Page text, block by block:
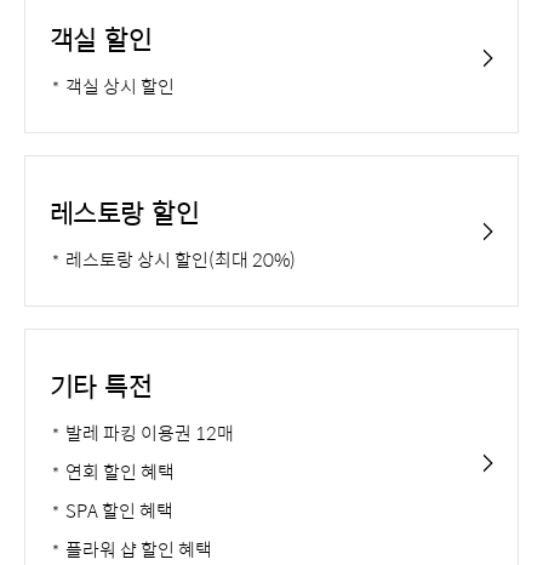
객실 할인
객실 상시 할인
레스토랑 할인
레스토랑 상시 할인(최대 20%)
기타 특전
발레 파킹 이용권 12매
연회 할인 혜택
SPA 할인 혜택
플라워 샵 할인 혜택